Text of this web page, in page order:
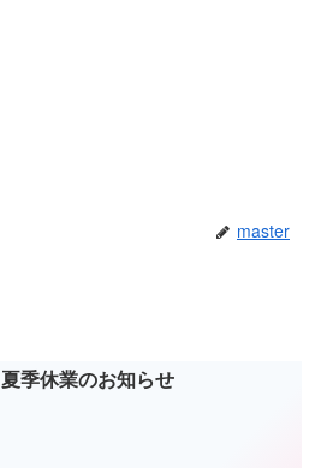
master
夏季休業のお知らせ